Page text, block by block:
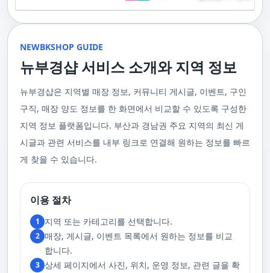
기 위해 부경샵은 계속해서 훌륭한 관리사들을 모집하고 있답니다. 부산 출
장을 원하실 때는 언제든지 후불제로 예약하실 수 있어요, 이점 참고해주세
요. 사전에 예약하시면 더욱 쾌적한 부산 러시아 홈케어 서비스를 경험하실
대한 많은 관심 덕분에, 부경샵은 필요한 요구 사항들을 간단하게 필수적인
것들로 정리했어요. 이 가이드라인을 따라주시면, 서비스 이용 중에 문제가
생기지 않을 거예요. 첫째로, 너무 많은 알코올을 섭취해 만취 상태일 경우에
게 좋아요.서비스 당일에는 부경샵과의 원활한 의사소통이 중요해요, 그래
서 공중전화나 발신 제한으로는 연락이 어려워요. 또한, 자주 예약을 취소하
거나 예약 없이 나타나지 않는 경우, 앞으로 예약하기가 어려워질 수 있으니
가격으로 경험해 보세요.터치 -> 부경샵 홈페이지 터치 -> 더욱 새로워진 뉴
부경샵 홈페이지 터치 -> 부경샵앱 다운로드 - Google Play
원 코스에 대한 궁금증이 있으시다면, 전화를 통한 상담을 추천드립니다.
부산 일본인 홈케어는 대면 서비스의 특성상, 직접 통화를 통한 문의와 예약
시면, 부경샵은 그에 최적화된 서비스를 제공하기 위해 최선을 다할 것입니
다. 언제든지 필요하실 때, 편리한 상담과 지원이 준비되어 있으니 주저하지
마시고 연락 주세요. 부산 일본인 홈케어 이용 방법에 대해서는, 서비스의
핵심은 바로 고객님의 현재 위치에서 직접 찾아가는 것입니다. 이 방식을 통
등, 자신만의 공간에서 편안한 맞춤형 마사지를 받으실 수 있습니다. 최근
한 마사지 서비스를 제공하기 위해 노력하고 있습니다. 부경샵의 주된 목적
은 고객님들이 긴장을 해소하고 새로운 활력을 얻을 수 있는 피난처를 마련
하는 것입니다. 또한, 부경샵 한국과 태국, 일본에서 온 관리사 중 선택이 가
능하며, 다른 곳에서 찾아볼 수 없는 독특한 기술과 마음가짐을 가진 관리사
를 자랑합니다. 이러한 품질은 비교할 수 없는 수준입니다. 서비스의 질을
더욱 높이기 위해, 부경샵은 지속적으로 우수한 일본인 관리사를 모집 중입
서비스를 경험하실 수 있습니다. 마지막으로 부산 일본인 홈케어 서비스를
이용하시기 전에, 아래 주의사항을 상세히 확인하시고 예약을 진행해 주시
기 바랍니다. 부경샵 서비스에 대한 높은 수요를 감안하여, 이용 요건을 간
소화하여 필수적인 사항으로 명시했습니다. 이 가이드라인을 따르시면, 서
비스 이용 중 문제가 발생하지 않을 것입니다. 특히, 과도한 알코올 섭취로
인해 만취 상태에서는 서비스 이용에 제한을 두고 있음을 명확히 합니다. 이
러한 상태에서는 다음 기회에 이용해 주시길 부탁드립니다. 서비스 도착 시
원활한 의사소통이 이루어질 수 있도록, 저희와의 연락이 반드시 가능해야
합니다. 이에 공중전화 사용이나 발신 번호 표시 제한으로의 통화는 받지 않
정기적으로 받는 마사지입니다.2. 타이 마사지 타이 마사지는 동양의 전통
적인 마사지 방법으로, 신체의 스트레칭과 압력 포인트를 조합하여 신체의
균형을 맞추는 데 중점을 둡니다. 이 마사지는 유연성을 증진시키고 근육의
사지는 신체의 긴장을 풀어주고, 스트레스를 감소시키며, 전반적인 신체 기
서 유래한 마사지 방법으로, 의자에 앉은 상태에서 받을 수 있어 사무실이나
집에서도 쉽게 즐길 수 있습니다. 이 마사지는 특히 허리와 어깨의 피로를 해
소하는 데 효과적이며, 신체의 전반적인 이완을 도와 스트레스 감소에 도움
을 줍니다. 샤이츠 마사지는 짧은 시간에 효과적인 이완을 제공하여, 바쁜 일
상 속에서 짧은 휴식을 필요로 하는 현대인에게 적합합니다.4. 발 마사지 발
마사지는 발과 발목을 중심으로 이루어지는 마사지로, 신체의 균형을 유지
하고 전반적인 피로를 풀어주는 데 중점을 둡니다. 이 마사지는 발의 압력점
을 개선합니다. 발 마사지는 특히 장시간 서 있거나 걷는 일이 많은 사람들에
게 추천되며, 발의 피로 뿐만 아니라 전체적인 신체의 건강과 웰빙에도 긍정
적인 영향을 줍니다.부경샵 앱을 통해 부산 남포동 지역의 고객들은 이러한
춤형 서비스를 즐길 수 있습니다.출장마사지는 부경샵 ↓↓↓ 클릭
https://bkshop.kr/더욱 새로워진 출장마사지 뉴부경샵↓↓↓ 클릭
https://newbkshop.com/출장마사지 부경샵앱 다운로드↓↓↓ 클릭
https://play.google.com/store/apps/details?
울 수 있는 이런 부경샵에서 예약하시는 것을 추천드립니다.때론, 그냥 누워
부산꿀통 디시에서 제공하는 서비스는 여러분에게 새로운 힐링의 기회를 제
사지는 여러분의 체질 개선, 스트레스 해소, 마음의 안정 등 다양한 효능을
가져다줍니다. 이와 같이 부산꿀통 디시의 마사지는 여러분의 건강을 지키
간을 가질 수 있게 해줍니다. 그리고 이런 부산꿀통 디시의 서비스를 편리하
게 예약하고 이용할 수 있게 도와주는 '부경샵' 어플은 부산과 경남 지역에서
최고의 마사지 어플로 추천받고 있습니다. 복잡한 예약 과정 없이, 부담 없이
부산꿀통 디시의 서비스를 이용하려는 분들께 부경샵 어플을 강력히 추천드
립니다.여러분의 건강과 힐링을 위해, 부산꿀통 디시와 부경샵이 함께하며,
모든 고민과 걱정 속에서 여러분을 위로하고 도와드리겠습니다. 부산꿀통
부산꿀통 디시의 건강한 마사지와 쾌적한 분위기 속에서 행복과 건강을 찾
주급
NEWBKSHOP GUIDE
뉴부경샵 서비스 소개와 지역 정보
뉴부경샵은 지역별 매장 정보, 커뮤니티 게시글, 이벤트, 구인
구직, 매장 양도 정보를 한 화면에서 비교할 수 있도록 구성한
지역 정보 플랫폼입니다. 부산과 경남권 주요 지역의 최신 게
시글과 관련 서비스를 내부 링크로 연결해 원하는 정보를 빠르
게 찾을 수 있습니다.
이용 절차
1 지역 또는 카테고리를 선택합니다.
2 매장, 게시글, 이벤트 목록에서 원하는 정보를 비교
합니다.
3 상세 페이지에서 사진, 위치, 운영 정보, 관련 글을 확